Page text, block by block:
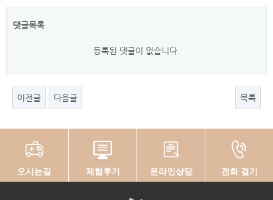
댓글목록
등록된 댓글이 없습니다.
이전글 다음글 목록
오시는길 체험후기 온라인상담 전화 걸기